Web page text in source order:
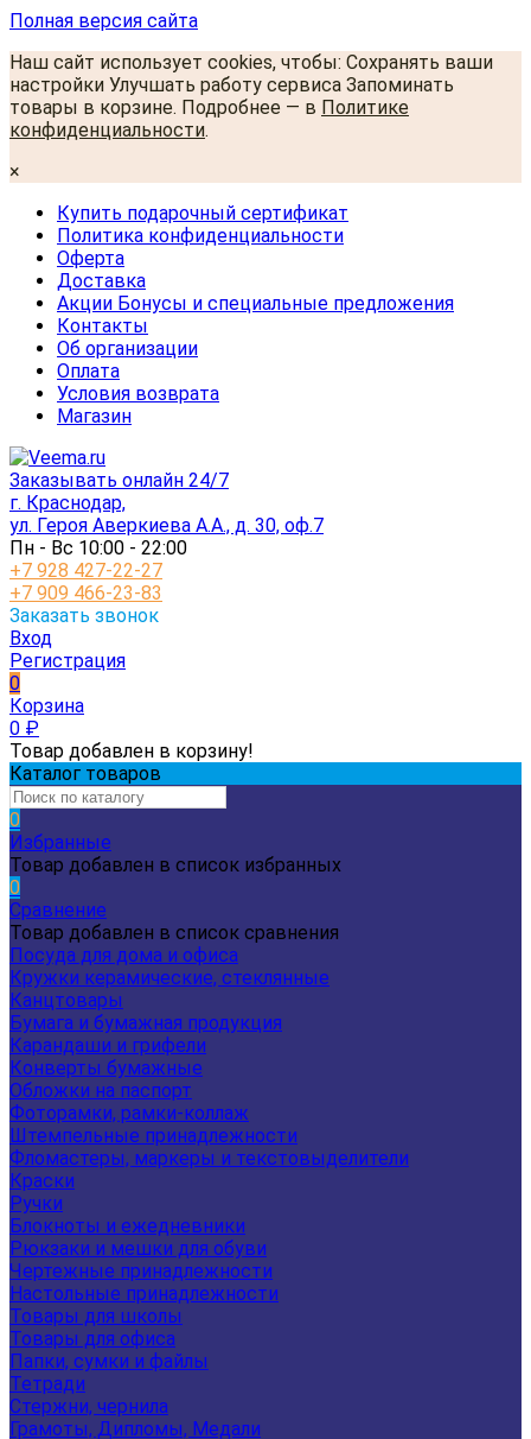
Полная версия сайта
Наш сайт использует cookies, чтобы: Сохранять ваши
настройки Улучшать работу сервиса Запоминать
товары в корзине. Подробнее — в Политике
конфиденциальности.
×
Купить подарочный сертификат
Политика конфиденциальности
Оферта
Доставка
Акции Бонусы и специальные предложения
Контакты
Об организации
Оплата
Условия возврата
Магазин
Заказывать онлайн 24/7
г. Краснодар,
ул. Героя Аверкиева А.А., д. 30, оф.7
Пн - Вс 10:00 - 22:00
+7 928 427-22-27
+7 909 466-23-83
Заказать звонок
Вход
Регистрация
0
Корзина
0 ₽
Товар добавлен в корзину!
Каталог товаров
0
Избранные
Товар добавлен в список избранных
0
Сравнение
Товар добавлен в список сравнения
Посуда для дома и офиса
Кружки керамические, стеклянные
Канцтовары
Бумага и бумажная продукция
Карандаши и грифели
Конверты бумажные
Обложки на паспорт
Фоторамки, рамки-коллаж
Штемпельные принадлежности
Фломастеры, маркеры и текстовыделители
Краски
Ручки
Блокноты и ежедневники
Рюкзаки и мешки для обуви
Чертежные принадлежности
Настольные принадлежности
Товары для школы
Товары для офиса
Папки, сумки и файлы
Тетради
Стержни, чернила
Грамоты, Дипломы, Медали